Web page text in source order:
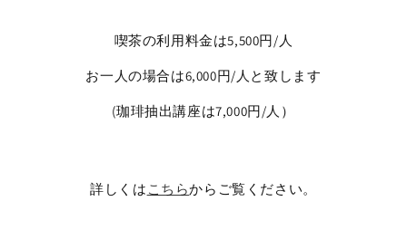
喫茶の利用料金は5,500円/人
お一人の場合は6,000円/人と致します
(珈琲抽出講座は7,000円/人）
詳しくは こちらからご覧ください。